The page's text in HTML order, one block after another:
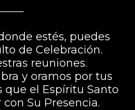
estés, puedes
de Celebración.
reuniones.
y oramos por tus
que el Espíritu Santo
Su Presencia.